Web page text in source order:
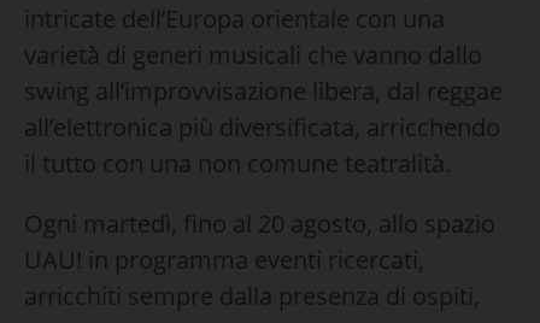
intricate dell’Europa orientale con una
varietà̀ di generi musicali che vanno dallo
swing all’improvvisazione libera, dal reggae
all’elettronica più̀ diversificata, arricchendo
il tutto con una non comune teatralità̀.
Ogni martedì, fino al 20 agosto, allo spazio
UAU! in programma eventi ricercati,
arricchiti sempre dalla presenza di ospiti,